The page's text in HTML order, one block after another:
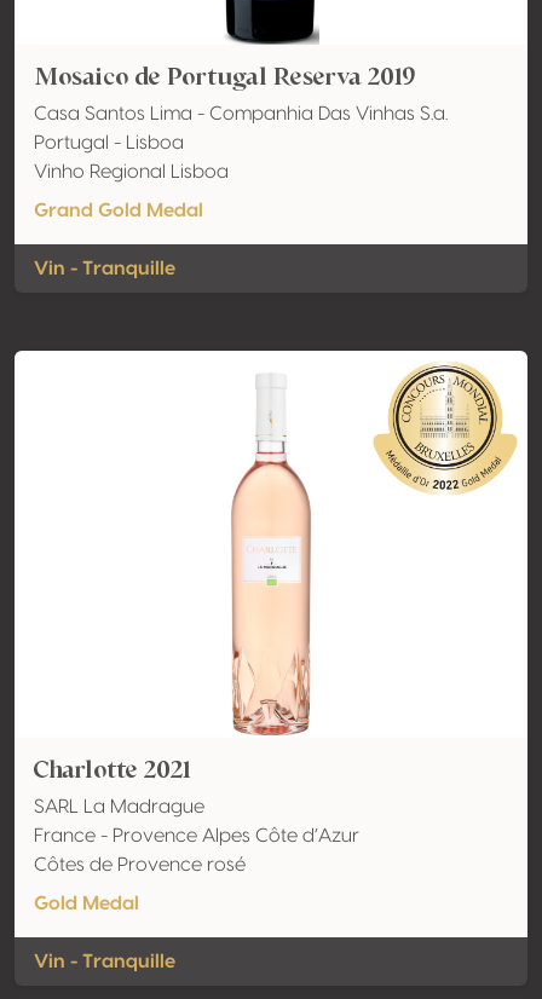
Mosaico de Portugal Reserva 2019
Casa Santos Lima - Companhia Das Vinhas S.a.
Portugal - Lisboa
Vinho Regional Lisboa
Grand Gold Medal
Vin - Tranquille
Charlotte 2021
SARL La Madrague
France - Provence Alpes Côte d’Azur
Côtes de Provence rosé
Gold Medal
Vin - Tranquille